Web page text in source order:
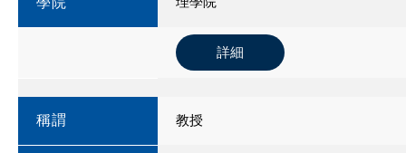
詳細
稱謂 教授